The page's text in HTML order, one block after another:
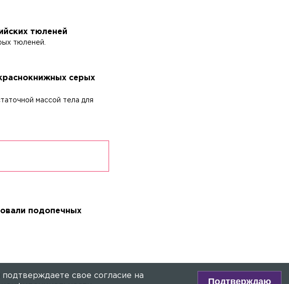
тюленей
тюленей.
серых
массой тела для
подопечных
свое согласие на
Подтверждаю